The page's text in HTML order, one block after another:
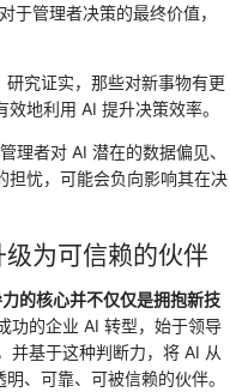
于管理者决策的最终价值，
研究证实，那些对新事物有更
地利用 AI 提升决策效率。
理者对 AI 潜在的数据偏见、
担忧，可能会负向影响其在决
为可信赖的伙伴
的核心并不仅仅是拥抱新技
功的企业 AI 转型，始于领导
并基于这种判断力，将 AI 从
、可靠、可被信赖的伙伴。